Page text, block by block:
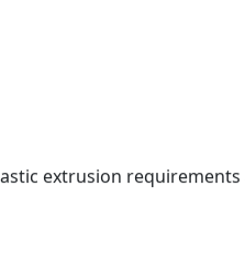
extrusion